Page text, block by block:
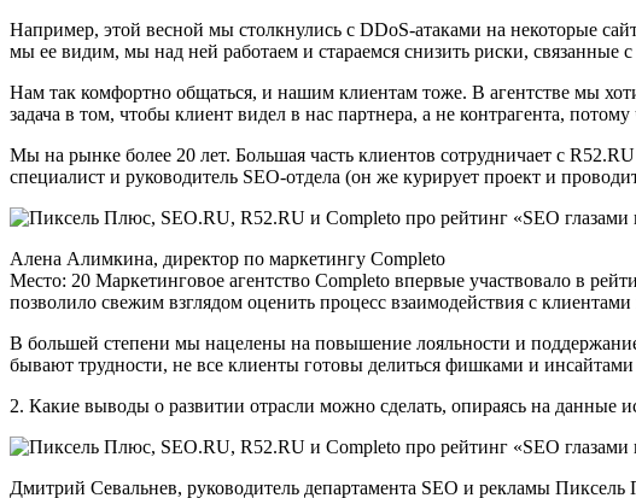
Например, этой весной мы столкнулись с DDoS-атаками на некоторые
мы ее видим, мы над ней работаем и стараемся снизить риски,
Нам так комфортно общаться, и нашим клиентам тоже. В агентстве мы
задача в том, чтобы клиент видел в нас партнера, а не контрагента,
Мы на рынке более 20 лет. Большая часть клиентов сотрудничает с
специалист и руководитель SEO-отдела (он же курирует проект и
Алена Алимкина, директор по маркетингу Completo
Место: 20 Маркетинговое агентство Completo впервые участвовало в
позволило свежим взглядом оценить процесс взаимодействия с клиентами
В большей степени мы нацелены на повышение лояльности и
бывают трудности, не все клиенты готовы делиться фишками и
2. Какие выводы о развитии отрасли можно сделать, опираясь на данные
Дмитрий Севальнев, руководитель департамента SEO и рекламы